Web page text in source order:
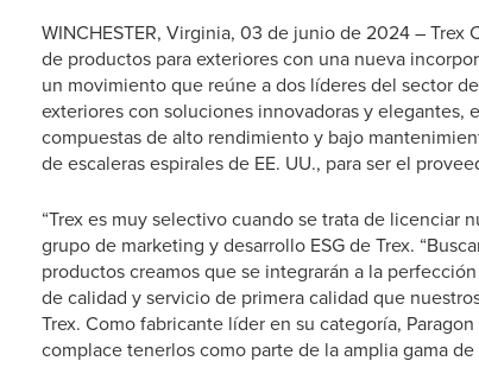
WINCHESTER, Virginia, 03 de junio de 2024 – Trex
de productos para exteriores con una nueva
un movimiento que reúne a dos líderes del sector
exteriores con soluciones innovadoras y elegantes,
compuestas de alto rendimiento y bajo
de escaleras espirales de EE. UU., para ser el
“Trex es muy selectivo cuando se trata de licenciar
grupo de marketing y desarrollo ESG de Trex.
productos creamos que se integrarán a la
de calidad y servicio de primera calidad que
Trex. Como fabricante líder en su categoría,
complace tenerlos como parte de la amplia gama